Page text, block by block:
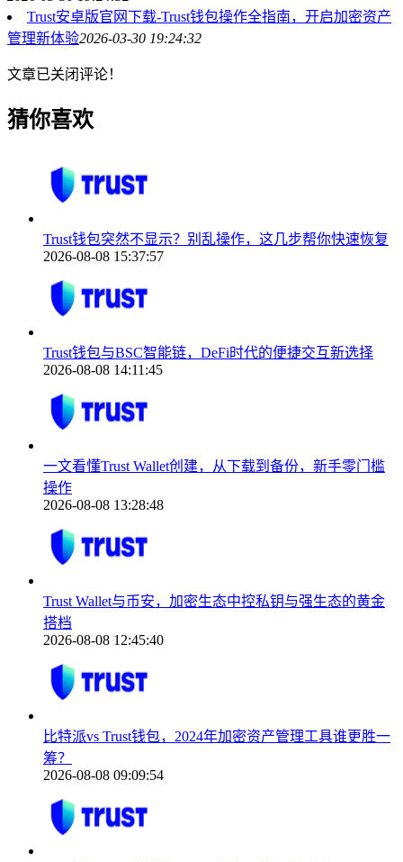
Trust安卓版官网下载-Trust钱包操作全指南，开启加密资产
管理新体验2026-03-30 19:24:32
文章已关闭评论！
猜你喜欢
Trust钱包突然不显示？别乱操作，这几步帮你快速恢复
2026-08-08 15:37:57
Trust钱包与BSC智能链，DeFi时代的便捷交互新选择
2026-08-08 14:11:45
一文看懂Trust Wallet创建，从下载到备份，新手零门槛
操作
2026-08-08 13:28:48
Trust Wallet与币安，加密生态中控私钥与强生态的黄金
搭档
2026-08-08 12:45:40
比特派vs Trust钱包，2024年加密资产管理工具谁更胜一
筹？
2026-08-08 09:09:54